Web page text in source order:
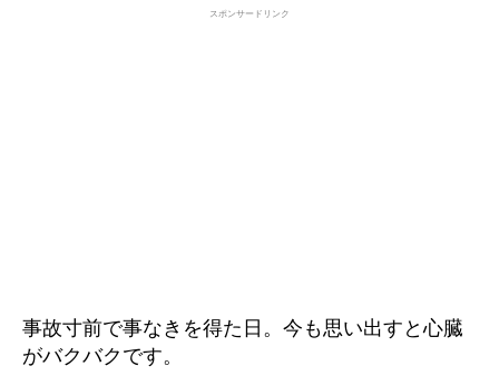
スポンサードリンク
事故寸前で事なきを得た日。今も思い出すと心臓
がバクバクです。